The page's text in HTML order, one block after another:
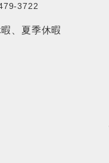
3722
、夏季休暇